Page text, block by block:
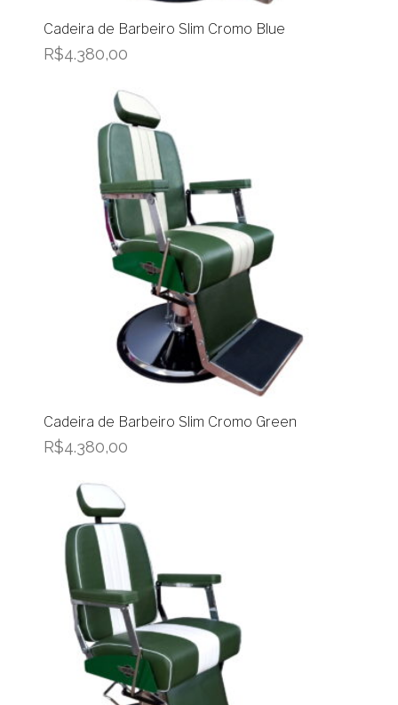
Cadeira de Barbeiro Slim Cromo Blue
R$4.380,00
Cadeira de Barbeiro Slim Cromo Green
R$4.380,00